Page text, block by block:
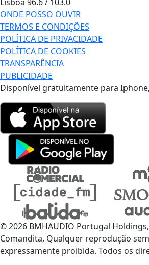
ONDE POSSO OUVIR
TERMOS E CONDIÇÕES
POLÍTICA DE PRIVACIDADE
POLÍTICA DE COOKIES
TRANSPARÊNCIA
PUBLICIDADE
Disponível gratuitamente para
© 2026 BMHAUDIO Portugal
Comandita, Qualquer reprodução
expressamente proibida. Todos os